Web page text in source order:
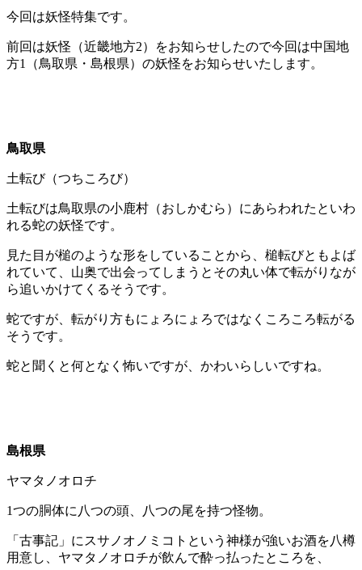
今回は妖怪特集です。
前回は妖怪（近畿地方2）をお知らせしたので今回は中国地
方1（鳥取県・島根県）の妖怪をお知らせいたします。
鳥取県
土転び（つちころび）
土転びは鳥取県の小鹿村（おしかむら）にあらわれたといわ
れる蛇の妖怪です。
見た目が槌のような形をしていることから、槌転びともよば
れていて、山奥で出会ってしまうとその丸い体で転がりなが
ら追いかけてくるそうです。
蛇ですが、転がり方もにょろにょろではなくころころ転がる
そうです。
蛇と聞くと何となく怖いですが、かわいらしいですね。
島根県
ヤマタノオロチ
1つの胴体に八つの頭、八つの尾を持つ怪物。
「古事記」にスサノオノミコトという神様が強いお酒を八樽
用意し、ヤマタノオロチが飲んで酔っ払ったところを、